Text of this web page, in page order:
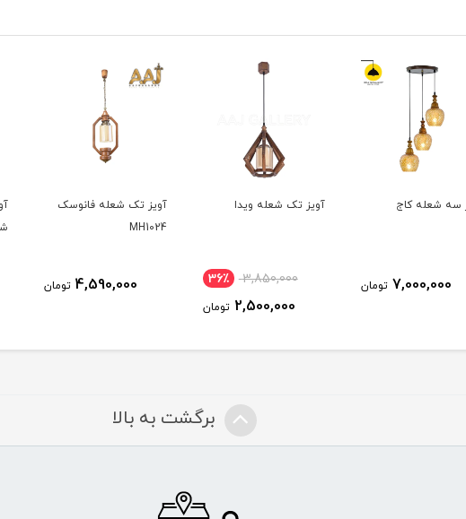
سه شعله کاج
7,000,000 تومان
آویز تک شعله ویدا
3,850,000 36٪
2,500,000 تومان
آویز تک شعله فانوسک
MH1024
4,590,000 تومان
برگشت به بالا